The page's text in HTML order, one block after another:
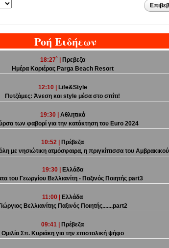
Ροή Ειδήεων
18:27` | Πρεβεζα
Ημέρα Καριέρας Parga Beach Resort
12:10 | Life&Style
Πυτζάμες: Άνεση και style μέσα στο σπίτι!
19:30 | Αθλητικά
των φαβορί για την κατάκτηση του Euro 2024
10:52 |Πρέβεζα
με νησιώτικη ατμόσφαιρα, η πριγκίπισσα του Αμβρακικού
19:30 | Ελλάδα
του Γεωργίου Βελλιανίτη - Παξινός Ποιητής part3
11:00 |Ελλάδα
Βελλιανίτης Παξινός Ποιητής.......part2
09:41 |Πρέβεζα
Ομιλία Σπ. Κυριάκη για την επιστολική ψήφο